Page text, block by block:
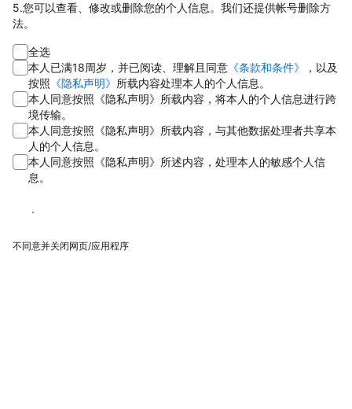
5.您可以查看、修改或删除您的个人信息。我们还提供帐号删除方
法。
全选
本人已满18周岁，并已阅读、理解且同意 《条款和条件》
，以及
按照 《隐私声明》 所载内容处理本人的个人信息。
本人同意按照《隐私声明》所载内容，将本人的个人信息进行跨
境传输。
本人同意按照《隐私声明》所载内容，与其他数据处理者共享本
人的个人信息。
本人同意按照《隐私声明》所述内容，处理本人的敏感个人信
息。
同意
不同意并关闭网页/应用程序